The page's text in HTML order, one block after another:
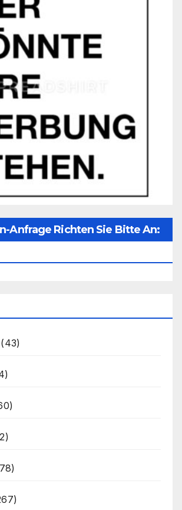
Anfrage Richten Sie Bitte An:
(43)